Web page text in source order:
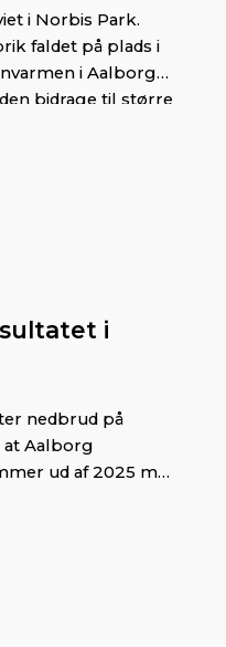
i Norbis Park.
faldet på plads i
i Aalborg
bidrage til større
i
nedbrud på
Aalborg
ud af 2025 med